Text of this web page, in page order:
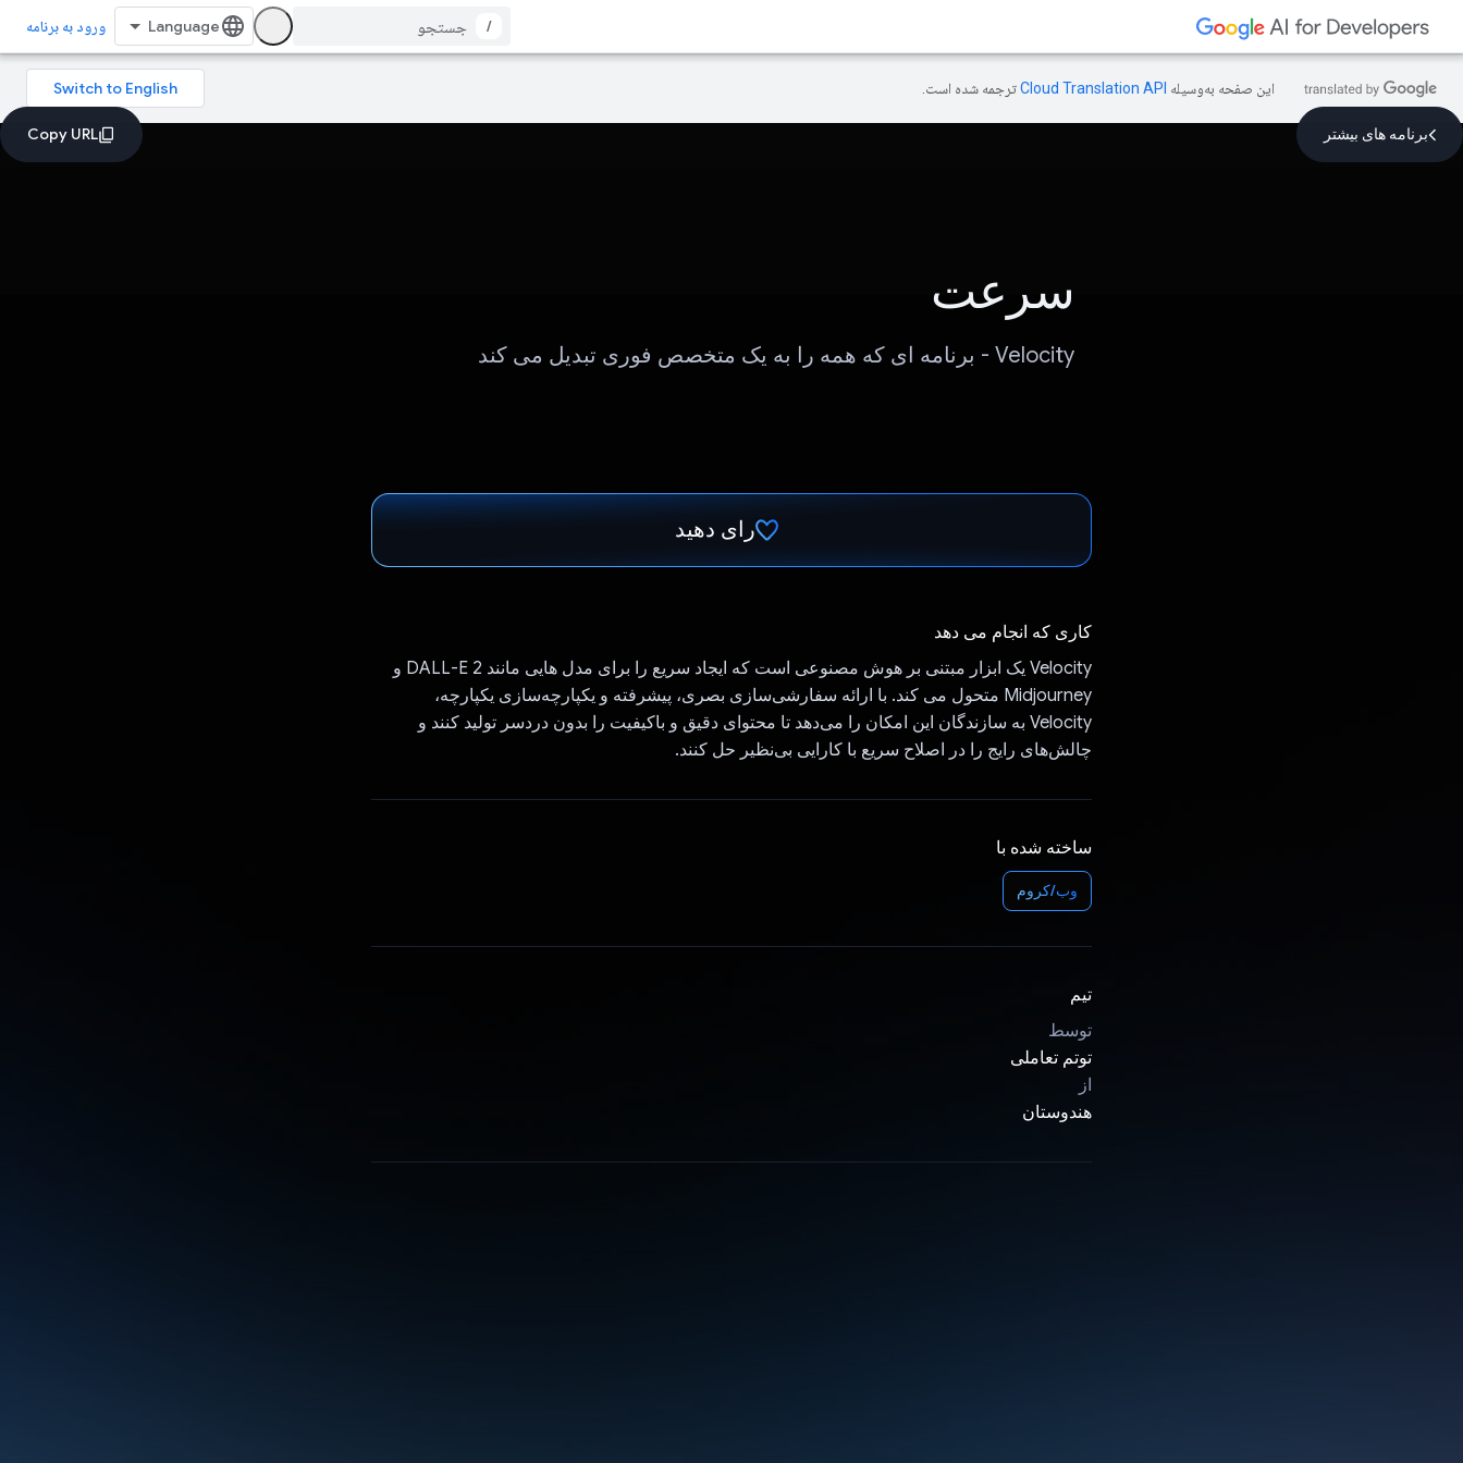
/ ورود به برنامه
این صفحه به‌وسیله ترجمه شده است.
برنامه های بیشتر
سرعت
Velocity - برنامه ای که همه را به یک متخصص فوری تبدیل می کند
رای دهید
کاری که انجام می دهد
Velocity یک ابزار مبتنی بر هوش مصنوعی است که ایجاد سریع را برای مدل هایی مانند DALL-E 2 و
Midjourney متحول می کند. با ارائه سفارشی‌سازی بصری، پیشرفته و یکپارچه‌سازی یکپارچه،
Velocity به سازندگان این امکان را می‌دهد تا محتوای دقیق و باکیفیت را بدون دردسر تولید کنند و
چالش‌های رایج را در اصلاح سریع با کارایی بی‌نظیر حل کنند.
ساخته شده با
وب/کروم
تیم
توسط
توتم تعاملی
از
هندوستان